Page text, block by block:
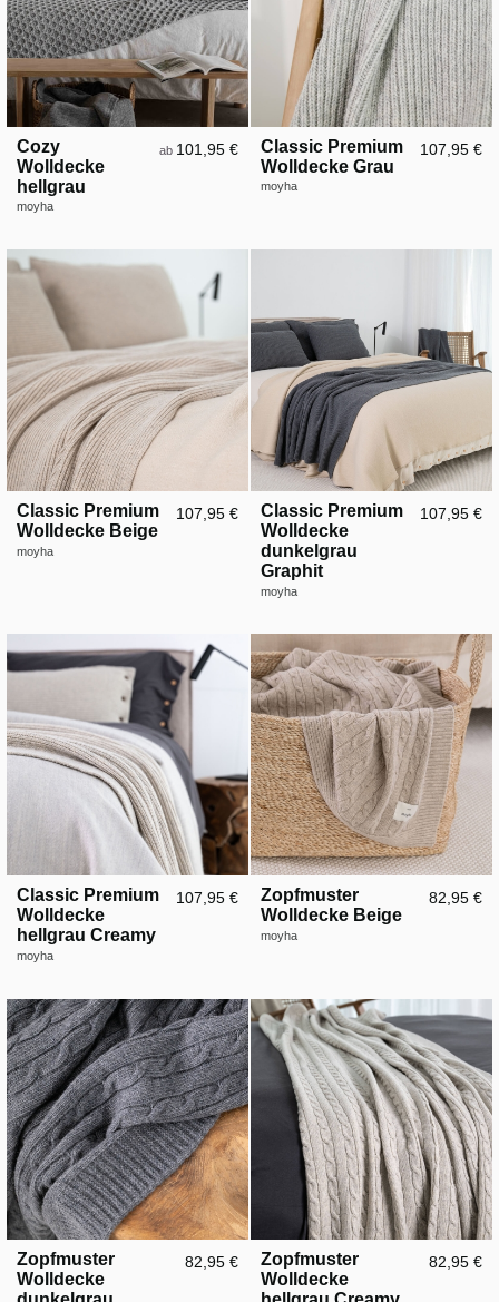
Cozy
Wolldecke
hellgrau
moyha
ab 101,95 €
Classic Premium
Wolldecke Grau
moyha
107,95 €
Classic Premium
Wolldecke Beige
moyha
107,95 €
Classic Premium
Wolldecke
dunkelgrau
Graphit
moyha
107,95 €
Classic Premium
Wolldecke
hellgrau Creamy
moyha
107,95 €
Zopfmuster
Wolldecke Beige
moyha
82,95 €
Zopfmuster
Wolldecke
82,95 €
Zopfmuster
Wolldecke
82,95 €